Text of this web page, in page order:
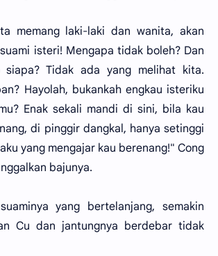
memang laki-laki dan wanita, akan
isteri! Mengapa tidak boleh? Dan
siapa? Tidak ada yang melihat kita.
Hayolah, bukankah engkau isteriku
Enak sekali mandi di sini, bila kau
di pinggir dangkal, hanya setinggi
yang mengajar kau berenang!" Cong
bajunya.
yang bertelanjang, semakin
Cu dan jantungnya berdebar tidak